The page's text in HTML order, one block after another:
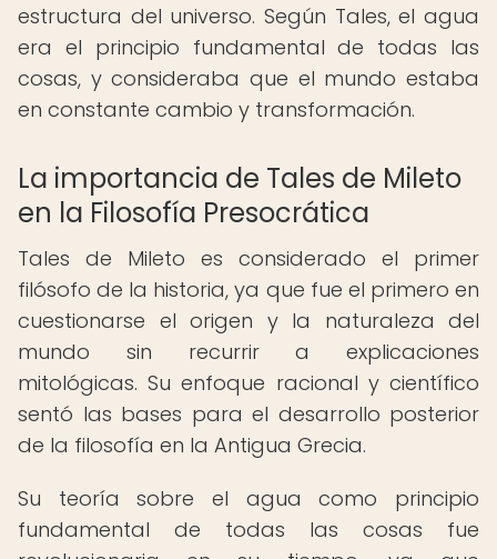
estructura del universo. Según Tales, el agua
era el principio fundamental de todas las
cosas, y consideraba que el mundo estaba
en constante cambio y transformación.
La importancia de Tales de Mileto
en la Filosofía Presocrática
Tales de Mileto es considerado el primer
filósofo de la historia, ya que fue el primero en
cuestionarse el origen y la naturaleza del
mundo sin recurrir a explicaciones
mitológicas. Su enfoque racional y científico
sentó las bases para el desarrollo posterior
de la filosofía en la Antigua Grecia.
Su teoría sobre el agua como principio
fundamental de todas las cosas fue